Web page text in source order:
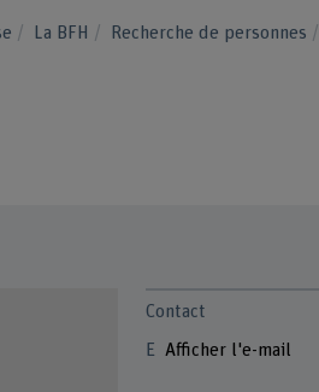
La BFH Recherche de personnes
Contact
Afficher l'e-mail